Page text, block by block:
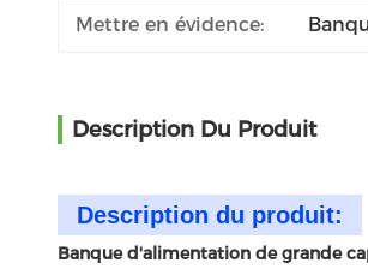
Mettre en évidence:
Description Du Produit
Description du produit:
Banque d'alimentation de grande